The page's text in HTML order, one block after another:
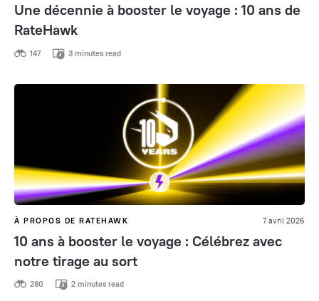
Une décennie à booster le voyage : 10 ans de
RateHawk
147 3 minutes read
À PROPOS DE RATEHAWK 7 avril 2026
10 ans à booster le voyage : Célébrez avec
notre tirage au sort
280 2 minutes read